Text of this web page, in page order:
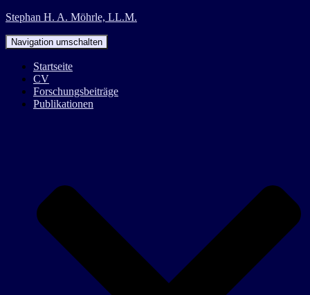
Stephan H. A. Möhrle, LL.M.
Navigation umschalten
Startseite
CV
Forschungsbeiträge
Publikationen